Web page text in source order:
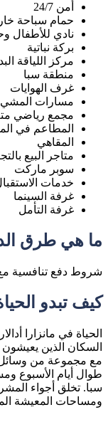
أمن 24/7
حمام سباحة
نادي للأطفال
بركة نباتية
مركز اللياقة
منطقة سبا
غرف الهوايات
مسارات المشي
مجمع رياضي
المطاعم في
المقاهي
متاجر البيع
سوبر ماركت
خدمات
غرفة السينما
غرفة التأمل
ما هي طرق
شروط دفع تنافسية
كيف تبدو
الحياة في مانزارا
السكان الذين يعيشون
مع مجموعة من وسائل
طوال أيام الأسبوع
سبا. تخلق أجواء
ومساحات المعيشة